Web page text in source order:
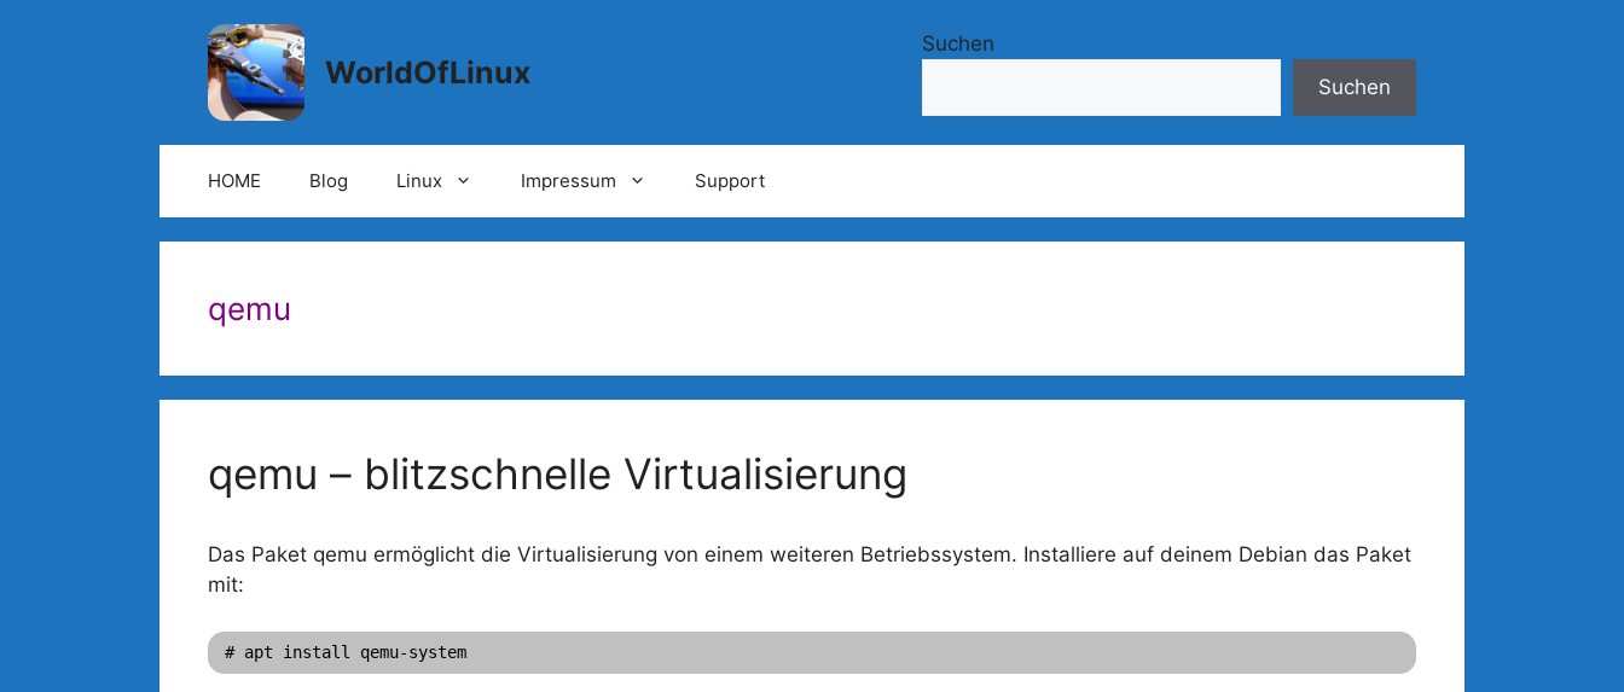
WorldOfLinux
Suchen
Suchen
HOME Blog Linux Impressum Support
qemu
qemu – blitzschnelle Virtualisierung
Das Paket qemu ermöglicht die Virtualisierung von einem weiteren Betriebssystem. Installiere auf deinem Debian das Paket
mit:
# apt install qemu-system